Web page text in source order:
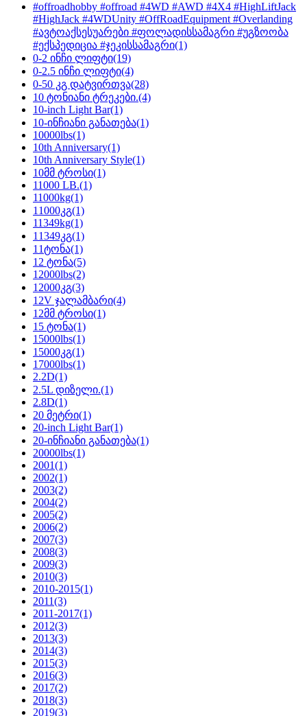
#offroadhobby #offroad #4WD #AWD #4X4 #HighLiftJack
#HighJack #4WDUnity #OffRoadEquipment #Overlanding
#ავტოაქსესუარები #ფოლადისსამაგრი #უგზოობა
#ექსპედიცია #ჯეკისსამაგრი(1)
0-2 ინჩი ლიფტი(19)
0-2.5 ინჩი ლიფტი(4)
0-50 კგ დატვირთვა(28)
10 ტონიანი ტრეკები.(4)
10-inch Light Bar(1)
10-ინჩიანი განათება(1)
10000lbs(1)
10th Anniversary(1)
10th Anniversary Style(1)
10მმ ტროსი(1)
11000 LB.(1)
11000kg(1)
11000კგ(1)
11349kg(1)
11349კგ(1)
11ტონა(1)
12 ტონა(5)
12000lbs(2)
12000კგ(3)
12V ჯალამბარი(4)
12მმ ტროსი(1)
15 ტონა(1)
15000lbs(1)
15000კგ(1)
17000lbs(1)
2.2D(1)
2.5L დიზელი.(1)
2.8D(1)
20 მეტრი(1)
20-inch Light Bar(1)
20-ინჩიანი განათება(1)
20000lbs(1)
2001(1)
2002(1)
2003(2)
2004(2)
2005(2)
2006(2)
2007(3)
2008(3)
2009(3)
2010(3)
2010-2015(1)
2011(3)
2011-2017(1)
2012(3)
2013(3)
2014(3)
2015(3)
2016(3)
2017(2)
2018(3)
2019(3)